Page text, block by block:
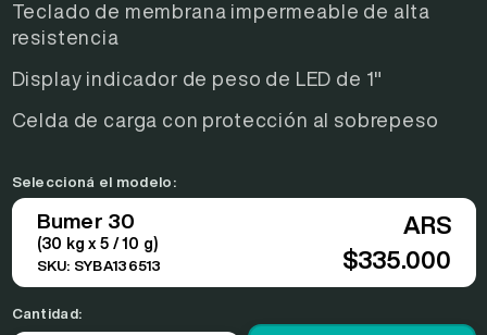
Teclado de membrana impermeable de alta
resistencia
Display indicador de peso de LED de 1"
Celda de carga con protección al sobrepeso
Seleccioná el modelo:
Bumer 30
(30 kg x 5 / 10 g)
SKU: SYBA136513
ARS
$335.000
Cantidad: